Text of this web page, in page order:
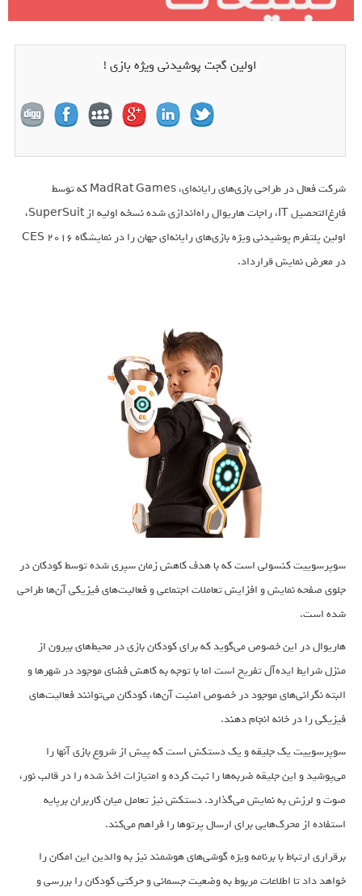
اولین گجت پوشیدنی ویژه بازی !
شرکت فعال در طراحی بازی‌‌های رایانه‌ای،MadRat Gamesکه توسط
فارغ‌التحصیلIT، راجات هاریوال راه‌اندازی شده نسخه اولیه ازSuperSuit،
اولین پلتفرم پوشیدنی ویژه بازی‌های رایانه‌‌ای جهان را در نمایشگاهCES 2016
در معرض نمایش قرارداد.
سوپرسوییت کنسولی است که با هدف کاهش زمان سپری شده توسط کودکان در
جلوی صفحه‌ نمایش و افزایش تعاملات اجتماعی و فعالیت‌های فیزیکی آن‌ها طراحی
شده است.
هاریوال در این خصوص می‌گوید که برای کودکان بازی در محیط‌های بیرون از
منزل شرایط ایده‌آل تفریح است اما با توجه به کاهش فضای موجود در شهرها و
البته نگرانی‌های موجود در خصوص امنیت آن‌ها، کودکان می‌توانند فعالیت‌های
فیزیکی را در خانه انجام دهند.
سوپرسوییت یک جلیقه و یک دستکش است که پیش از شروع بازی آنها را
می‌پوشید و این جلیقه ضربه‌ها را ثبت کرده و امتیازات اخذ شده را در قالب نور،
صوت و لرزش به نمایش می‌گذارد. دستکش نیز تعامل میان کاربران برپایه
استفاده از محرک‌هایی برای ارسال پرتوها را فراهم می‌کند.
برقراری ارتباط با برنامه ویژه گوشی‌های هوشمند نیز به والدین این امکان را
خواهد داد تا اطلاعات مربوط به وضعیت جسمانی و حرکتی کودکان را بررسی و